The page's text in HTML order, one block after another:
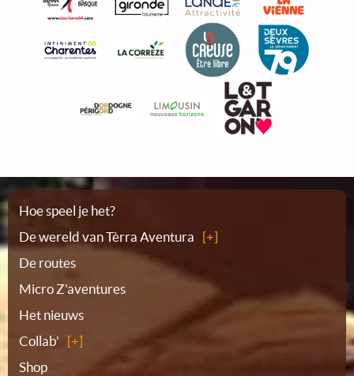
Plattegrond
Hoe speel je het?
De wereld van Tèrra Aventura
De routes
Micro Z'aventures
Het nieuws
Collab'
Shop